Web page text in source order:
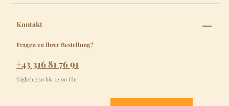
Kontakt
Fragen zu Ihrer Bestellung?
+43 316 81 76 91
Täglich 7:30 bis 22:00 Uhr